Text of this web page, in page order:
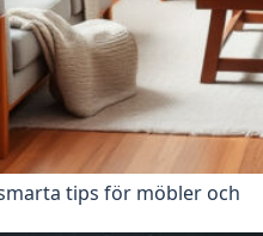
tips för möbler och